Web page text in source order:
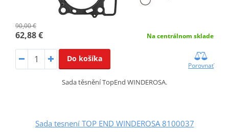
90,00 €
62,88 € Na centrálnom sklade
Do košíka
Porovnať
Sada těsnění TopEnd WINDEROSA.
Sada tesnení TOP END WINDEROSA 8100037